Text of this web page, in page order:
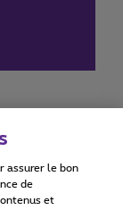
statement
assurer le bon
de
et